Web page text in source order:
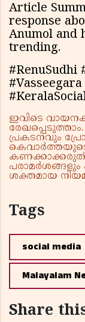
Article
response
Anumol and
trending.
#RenuSudhi
ഇവിടെ
പ്രകടനവും
കെവാർത്തയുടെ
കണക്കാക്കരുത്.
പരാമർശങ്ങളും
ശക്തമായ
Tags
social media
Malayalam
Share